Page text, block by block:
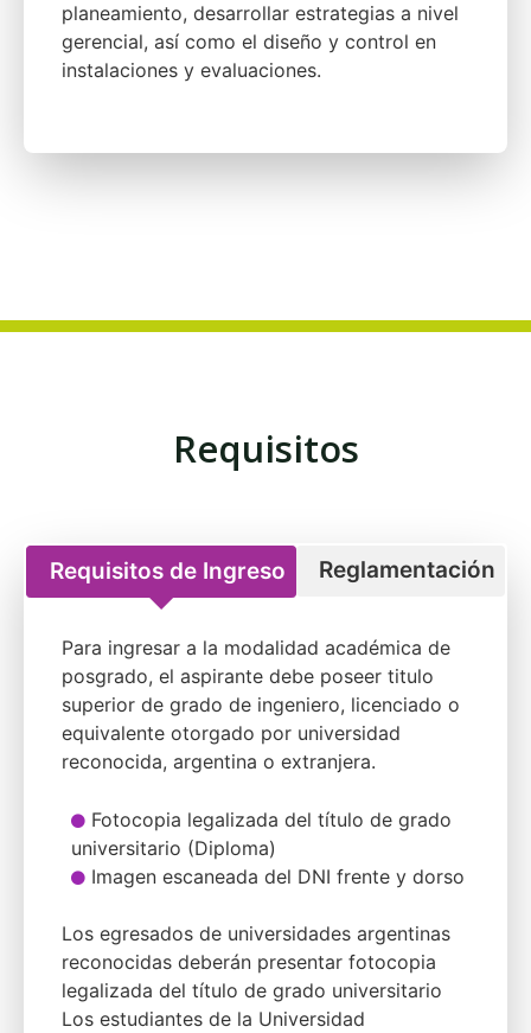
planeamiento, desarrollar estrategias a nivel
gerencial, así como el diseño y control en
instalaciones y evaluaciones.
Requisitos
Requisitos de Ingreso Reglamentación
Para ingresar a la modalidad académica de
posgrado, el aspirante debe poseer titulo
superior de grado de ingeniero, licenciado o
equivalente otorgado por universidad
reconocida, argentina o extranjera.
Fotocopia legalizada del título de grado
universitario (Diploma)
Imagen escaneada del DNI frente y dorso
Los egresados de universidades argentinas
reconocidas deberán presentar fotocopia
legalizada del título de grado universitario
Los estudiantes de la Universidad